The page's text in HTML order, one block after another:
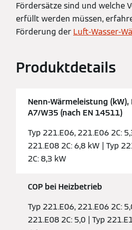
Fördersätze sind und welche
erfüllt werden müssen,
Förderung der Luft-Wasser-
Produktdetails
Nenn-Wärmeleistung
A7/W35 (nach EN 14511)
Typ 221.E06, 221.E06 2C:
221.E08 2C: 6,8 kW | Typ
2C: 8,3 kW
COP bei Heizbetrieb
Typ 221.E06, 221.E06 2C:
221.E08 2C: 5,0 | Typ